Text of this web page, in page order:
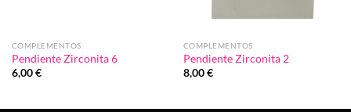
COMPLEMENTOS
Pendiente Zirconita 6
6,00€
COMPLEMENTOS
Pendiente Zirconita 2
8,00€